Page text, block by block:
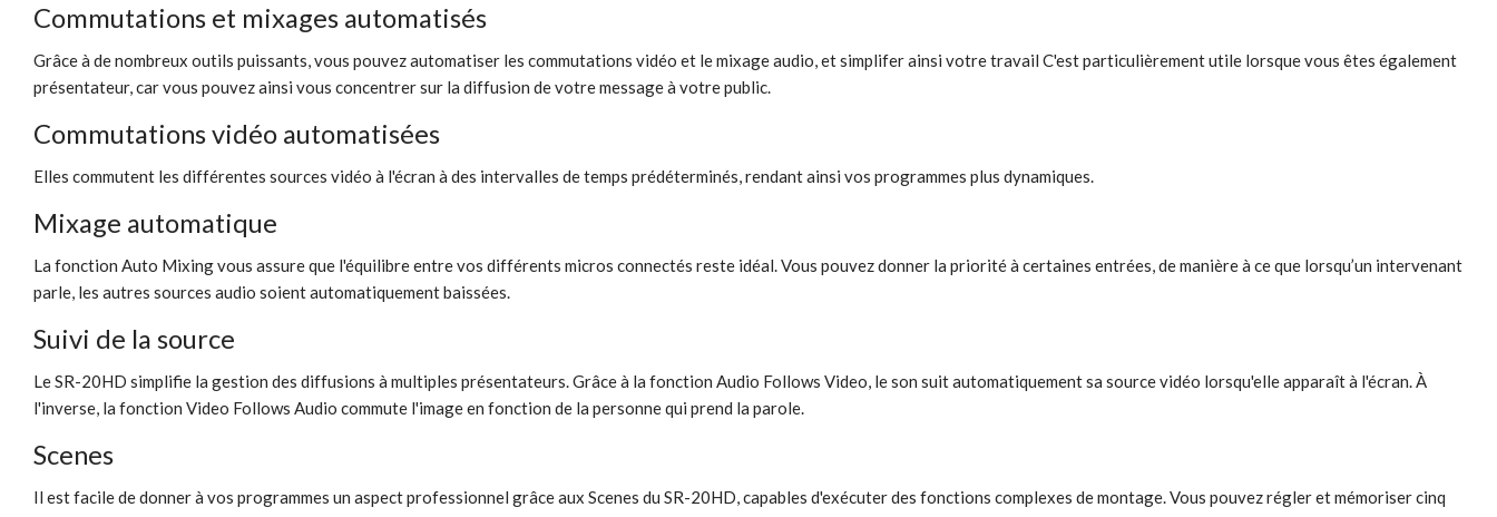
Commutations et mixages automatisés
Grâce à de nombreux outils puissants, vous pouvez automatiser les commutations vidéo et le mixage audio, et simplifer ainsi votre travail C'est particulièrement utile lorsque vous êtes également
présentateur, car vous pouvez ainsi vous concentrer sur la diffusion de votre message à votre public.
Commutations vidéo automatisées
Elles commutent les différentes sources vidéo à l'écran à des intervalles de temps prédéterminés, rendant ainsi vos programmes plus dynamiques.
Mixage automatique
La fonction Auto Mixing vous assure que l'équilibre entre vos différents micros connectés reste idéal. Vous pouvez donner la priorité à certaines entrées, de manière à ce que lorsqu’un intervenant
parle, les autres sources audio soient automatiquement baissées.
Suivi de la source
Le SR-20HD simplifie la gestion des diffusions à multiples présentateurs. Grâce à la fonction Audio Follows Video, le son suit automatiquement sa source vidéo lorsqu'elle apparaît à l'écran. À
l'inverse, la fonction Video Follows Audio commute l'image en fonction de la personne qui prend la parole.
Scenes
Il est facile de donner à vos programmes un aspect professionnel grâce aux Scenes du SR-20HD, capables d'exécuter des fonctions complexes de montage. Vous pouvez régler et mémoriser cinq